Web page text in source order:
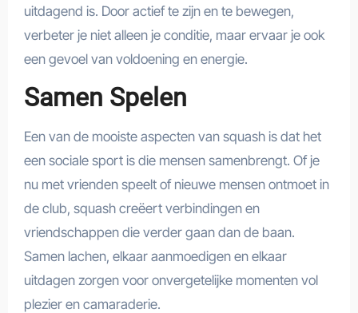
uitdagend is. Door actief te zijn en te bewegen,
verbeter je niet alleen je conditie, maar ervaar je ook
een gevoel van voldoening en energie.
Samen Spelen
Een van de mooiste aspecten van squash is dat het
een sociale sport is die mensen samenbrengt. Of je
nu met vrienden speelt of nieuwe mensen ontmoet in
de club, squash creëert verbindingen en
vriendschappen die verder gaan dan de baan.
Samen lachen, elkaar aanmoedigen en elkaar
uitdagen zorgen voor onvergetelijke momenten vol
plezier en camaraderie.